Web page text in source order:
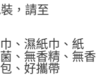
費
費
運費
，請至
、濕紙巾、紙
、無香精、無香
、好攜帶